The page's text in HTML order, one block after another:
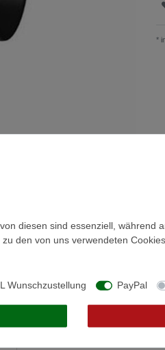
*
diesen sind essenziell, während
den von uns verwendeten
Wunschzustellung PayPal